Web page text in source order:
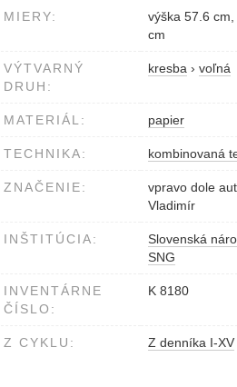
MIERY:
výška 57.6
cm
VÝTVARNÝ
DRUH:
kresba › voľná
MATERIÁL: papier
TECHNIKA: kombinovaná
ZNAČENIE:
vpravo dole
Vladimír
INŠTITÚCIA:
Slovenská
SNG
INVENTÁRNE
ČÍSLO:
K 8180
Z CYKLU: Z denníka I-XV